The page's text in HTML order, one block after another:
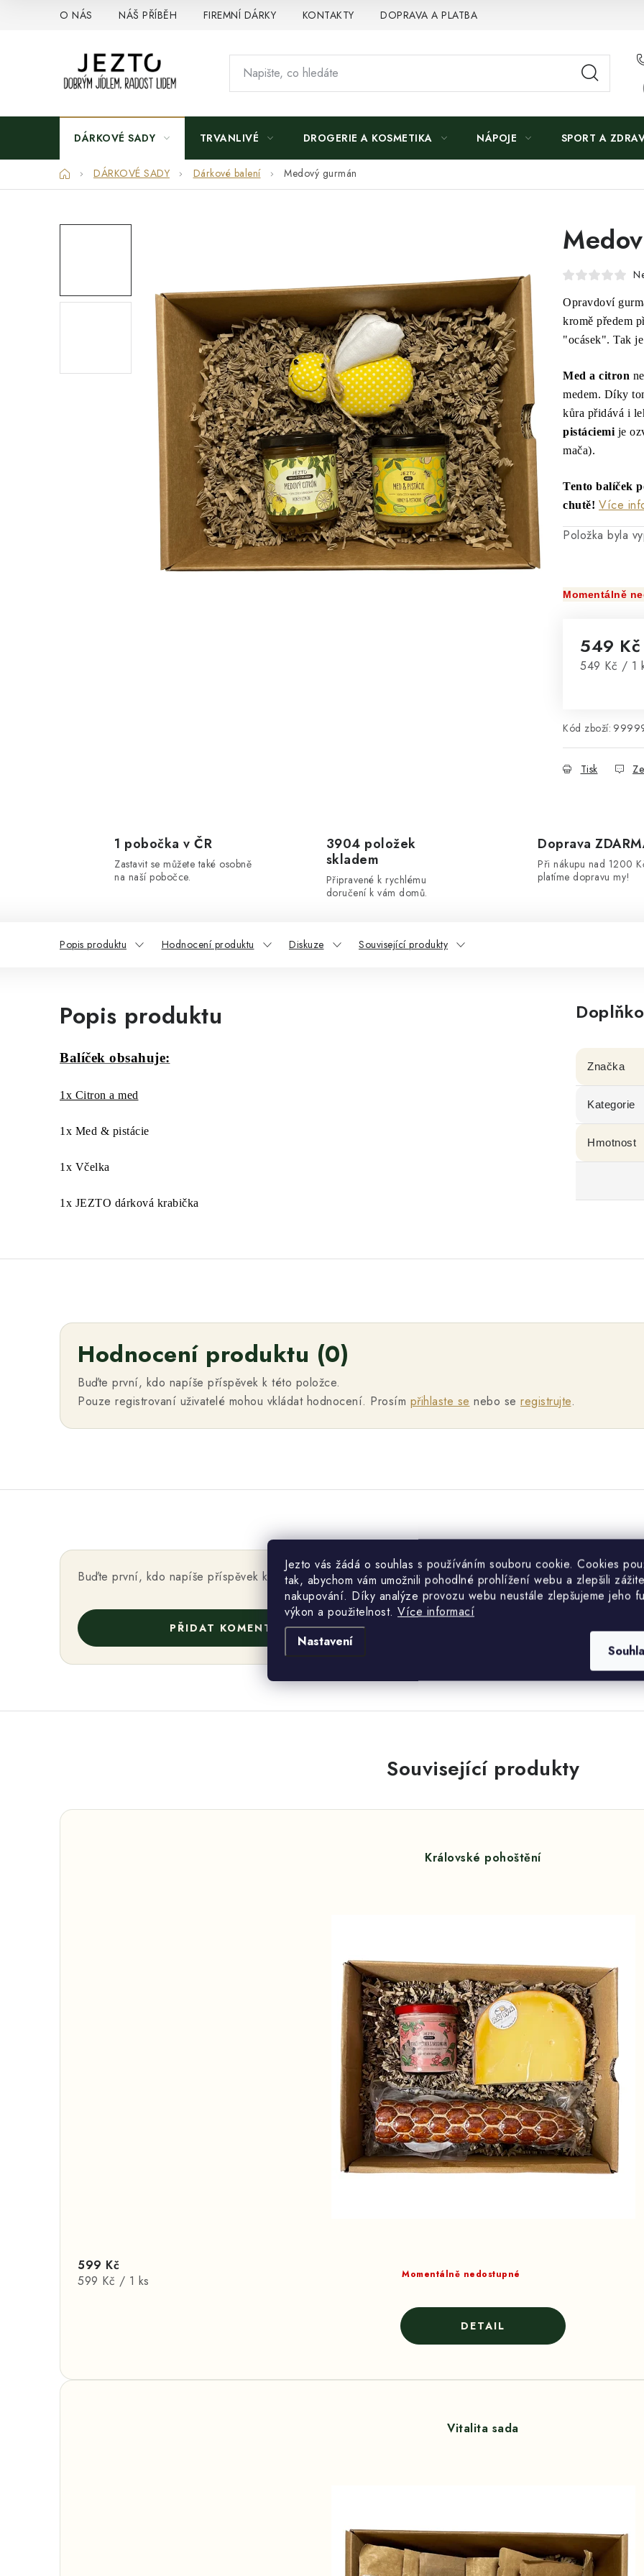
Jezto vás žádá o souhlas s používáním souboru cookie. Cookies
tak, abychom vám umožnili pohodlné prohlížení webu a zlepšili
nakupování. Díky analýze provozu webu neustále zlepšujeme jeho
výkon a použitelnost. Více informací
Nastavení
O NÁS NÁŠ PŘÍBĚH FIREMNÍ DÁRKY KONTAKTY DOPRAVA A PLATBA
DÁRKOVÉ SADY TRVANLIVÉ DROGERIE A KOSMETIKA NÁPOJE SPORT A
DomůDÁRKOVÉ SADY Dárkové balení Medový gurmán
Opravdoví
kromě předem
"ocásek". Tak
Med a citron
medem. Díky
kůra přidává i
pistáciemi je
mača).
Tento balíček
chutě! Více
Položka byla
Momentálně
549
Měrná cena:
549 Kč / 1
Kód zboží:
Tisk
1 pobočka v ČR
Zastavit se můžete také osobně
na naší pobočce.
3904 položek
skladem
Připravené k rychlému
doručení k vám domů.
Doprava
Při nákupu nad 1200
platíme dopravu my!
Popis produktu Hodnocení produktu Diskuze Související produkty
Popis produktu
Balíček obsahuje:
1x Citron a med
1x Med & pistácie
1x Včelka
1x JEZTO dárková krabička
Značka
Kategorie
Hmotnost
Hodnocení produktu (0)
Buďte první, kdo napíše příspěvek k této položce.
Pouze registrovaní uživatelé mohou vkládat hodnocení. Prosím přihlaste se nebo se registrujte.
Buďte první, kdo napíše příspěvek k této položce.
PŘIDAT KOMENTÁŘ
Související produkty
Královské pohoštění
Momentálně nedostupné
599 Kč
Měrná
599 Kč / 1 ks
Vitalita sada